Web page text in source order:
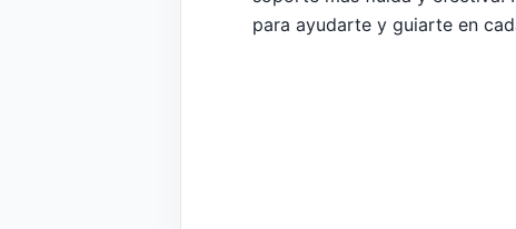
para ayudarte y guiarte en